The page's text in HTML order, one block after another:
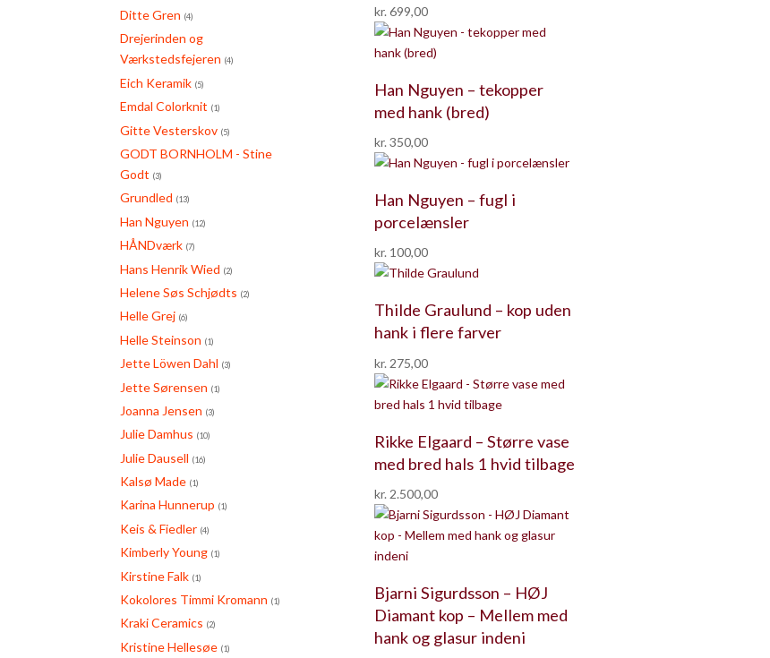
kr. 699,00
Han Nguyen – tekopper
med hank (bred)
kr. 350,00
Han Nguyen – fugl i
porcelænsler
kr. 100,00
Thilde Graulund – kop uden
hank i flere farver
kr. 275,00
Rikke Elgaard – Større vase
med bred hals 1 hvid tilbage
kr. 2.500,00
Bjarni Sigurdsson – HØJ
Diamant kop – Mellem med
hank og glasur indeni
Ditte Gren (4)
Drejerinden og
Værkstedsfejeren (4)
Eich Keramik (5)
Emdal Colorknit (1)
Gitte Vesterskov (5)
GODT BORNHOLM - Stine
Godt (3)
Grundled (13)
Han Nguyen (12)
HÅNDværk (7)
Hans Henrik Wied (2)
Helene Søs Schjødts (2)
Helle Grej (6)
Helle Steinson (1)
Jette Löwen Dahl (3)
Jette Sørensen (1)
Joanna Jensen (3)
Julie Damhus (10)
Julie Dausell (16)
Kalsø Made (1)
Karina Hunnerup (1)
Keis & Fiedler (4)
Kimberly Young (1)
Kirstine Falk (1)
Kokolores Timmi Kromann (1)
Kraki Ceramics (2)
Kristine Hellesøe (1)